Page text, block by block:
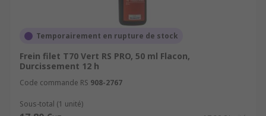
Temporairement en rupture de stock
Frein filet T70 Vert RS PRO, 50 ml Flacon,
Durcissement 12 h
Code commande RS 908-2767
Sous-total (1 unité)